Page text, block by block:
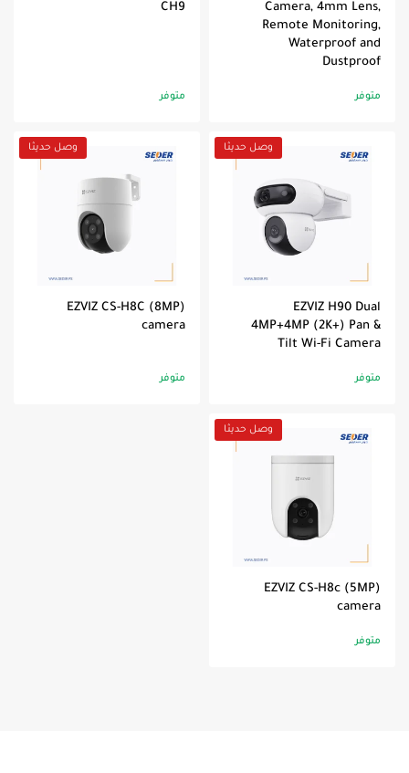
Camera, 4mm Lens,
Remote Monitoring,
Waterproof and
Dustproof
متوفر
CH9
متوفر
وصل حديثا
EZVIZ H90 Dual
4MP+4MP (2K+) Pan &
Tilt Wi-Fi Camera
متوفر
وصل حديثا
EZVIZ CS-H8C (8MP)
camera
متوفر
وصل حديثا
EZVIZ CS-H8c (5MP)
camera
متوفر